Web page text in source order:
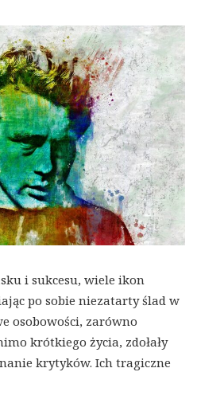
i sukcesu, wiele ikon
po sobie niezatarty ślad w
osobowości, zarówno
krótkiego życia, zdołały
krytyków. Ich tragiczne